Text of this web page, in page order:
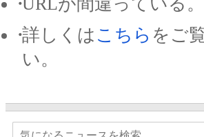
詳しくは こちら をご
い。